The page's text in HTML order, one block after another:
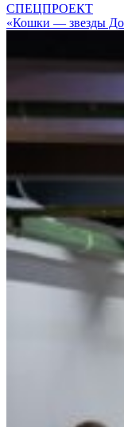
СПЕЦПРОЕКТ
«Кошки — звезды